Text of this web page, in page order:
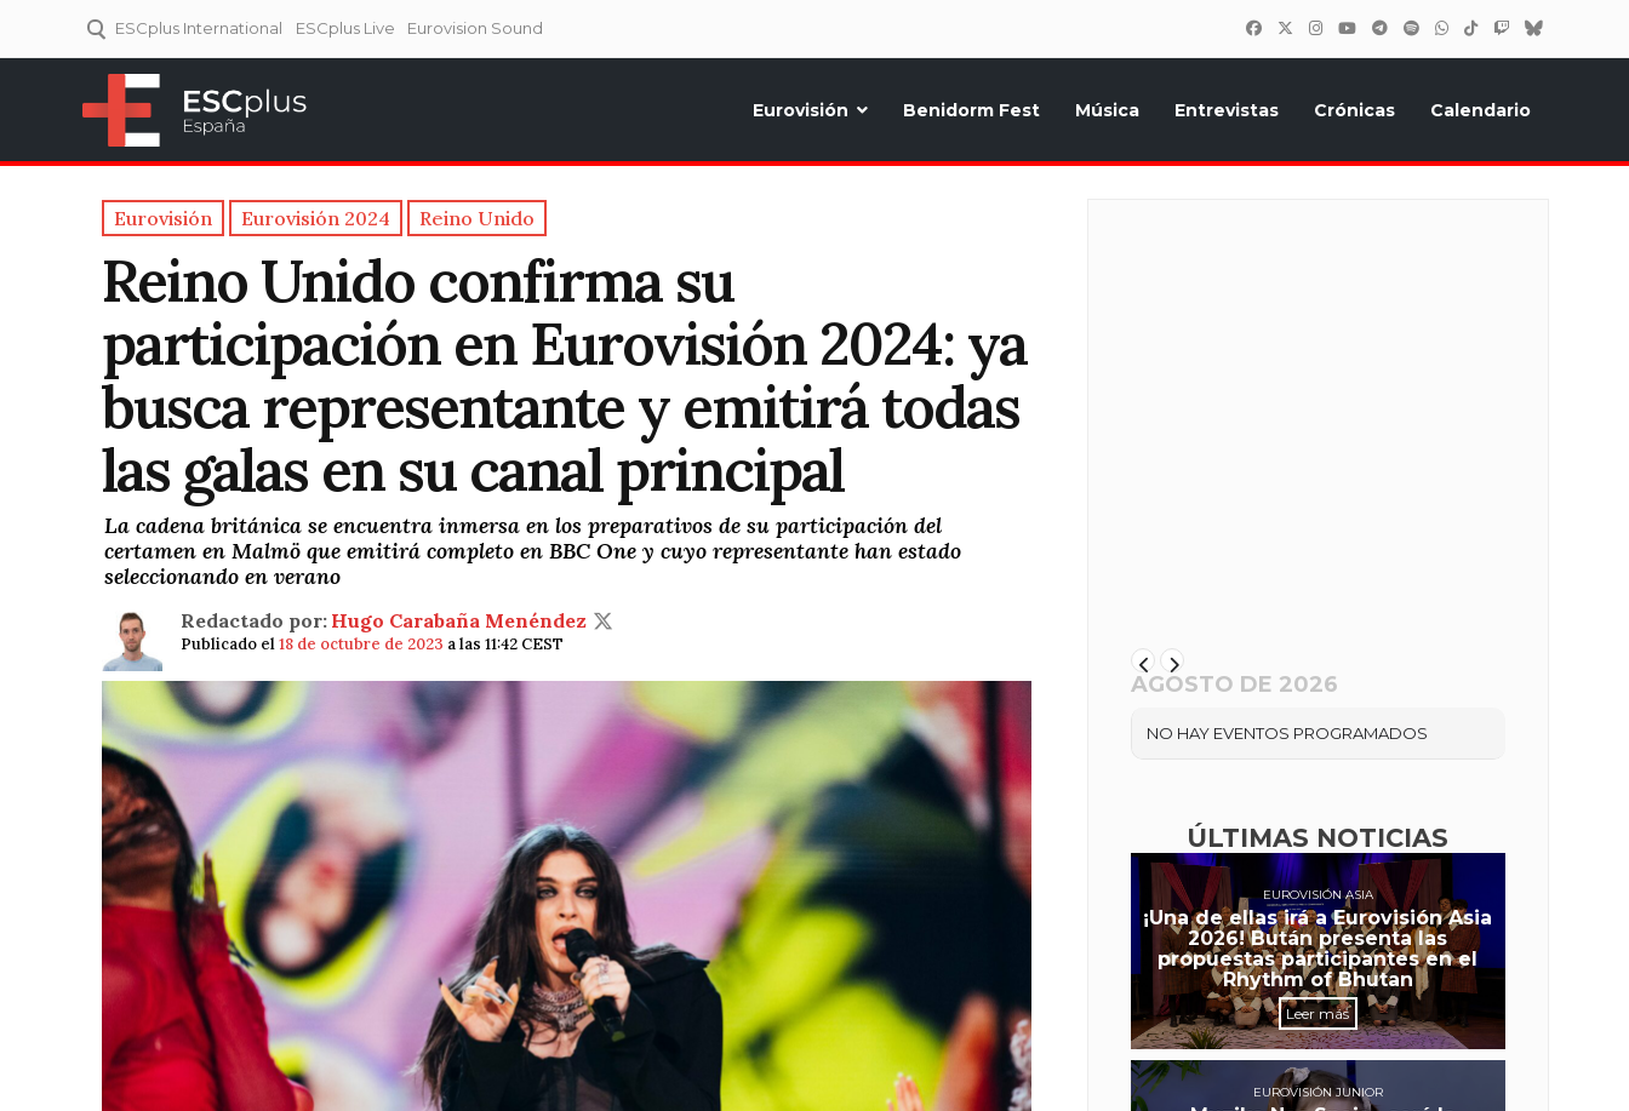
ESCplus International ESCplus Live Eurovision Sound
Eurovisión Benidorm Fest Música Entrevistas Crónicas Calendario
Eurovisión Eurovisión 2024 Reino Unido
Reino Unido confirma su
participación en Eurovisión 2024: ya
busca representante y emitirá todas
las galas en su canal principal
La cadena británica se encuentra inmersa en los preparativos de su participación del
certamen en Malmö que emitirá completo en BBC One y cuyo representante han estado
seleccionando en verano
Redactado por: Hugo Carabaña Menéndez
Publicado el18 de octubre de 2023 a las 11:42 CEST
AGOSTO DE 2026
NO HAY EVENTOS PROGRAMADOS
ÚLTIMAS NOTICIAS
EUROVISIÓN ASIA
¡Una de ellas irá a Eurovisión Asia
2026! Bután presenta las
propuestas participantes en el
Rhythm of Bhutan
Leer más
EUROVISIÓN JUNIOR